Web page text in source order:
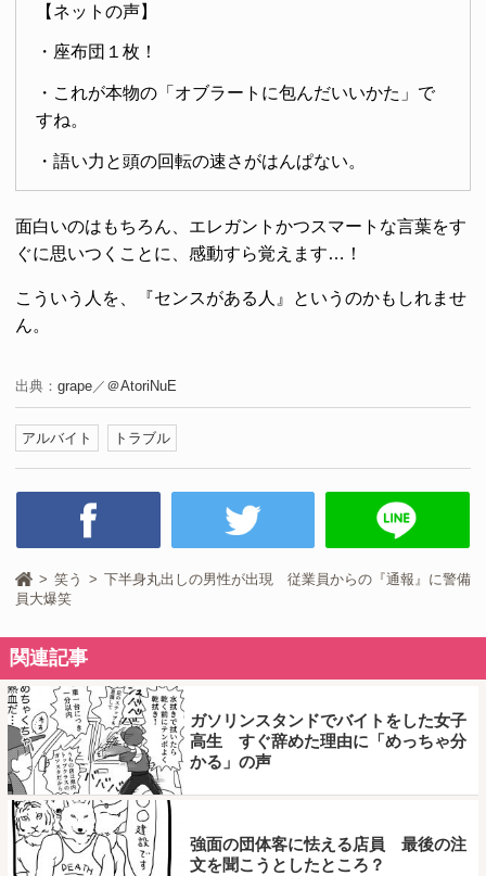
【ネットの声】
・座布団１枚！
・これが本物の「オブラートに包んだいいかた」で
すね。
・語い力と頭の回転の速さがはんぱない。
面白いのはもちろん、エレガントかつスマートな言葉をす
ぐに思いつくことに、感動すら覚えます…！
こういう人を、『センスがある人』というのかもしれませ
ん。
出典： grape／ ＠AtoriNuE
アルバイト トラブル
笑う
下半身丸出しの男性が出現 従業員からの『通報』に警備
員大爆笑
関連記事
ガソリンスタンドでバイトをした女子
高生 すぐ辞めた理由に「めっちゃ分
かる」の声
強面の団体客に怯える店員 最後の注
文を聞こうとしたところ？